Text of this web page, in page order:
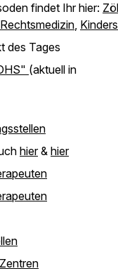
findet Ihr hier:
,
des Tages
(aktuell in
hier& hier